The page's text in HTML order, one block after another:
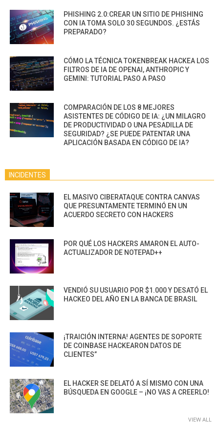
PHISHING 2.0:CREAR UN SITIO DE PHISHING
CON IA TOMA SOLO 30 SEGUNDOS. ¿ESTÁS
PREPARADO?
CÓMO LA TÉCNICA TOKENBREAK HACKEA LOS
FILTROS DE IA DE OPENAI, ANTHROPIC Y
GEMINI: TUTORIAL PASO A PASO
COMPARACIÓN DE LOS 8 MEJORES
ASISTENTES DE CÓDIGO DE IA: ¿UN MILAGRO
DE PRODUCTIVIDAD O UNA PESADILLA DE
SEGURIDAD? ¿SE PUEDE PATENTAR UNA
APLICACIÓN BASADA EN CÓDIGO DE IA?
INCIDENTES
EL MASIVO CIBERATAQUE CONTRA CANVAS
QUE PRESUNTAMENTE TERMINÓ EN UN
ACUERDO SECRETO CON HACKERS
POR QUÉ LOS HACKERS AMARON EL AUTO-
ACTUALIZADOR DE NOTEPAD++
VENDIÓ SU USUARIO POR $1.000 Y DESATÓ EL
HACKEO DEL AÑO EN LA BANCA DE BRASIL
¡TRAICIÓN INTERNA! AGENTES DE SOPORTE
DE COINBASE HACKEARON DATOS DE
CLIENTES”
EL HACKER SE DELATÓ A SÍ MISMO CON UNA
BÚSQUEDA EN GOOGLE – ¡NO VAS A CREERLO!
VIEW ALL